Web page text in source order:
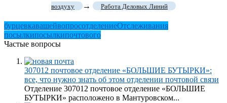
воздуху → Работа Деловых Линий
бурцевкавашейвопросотделениеОтслеживания
посылкипосылкипочтового
Частые вопросы
307012 почтовое отделение «БОЛЬШИЕ БУТЫРКИ»:
все, что нужно знать об этом отделении почтовой связи
Отделение 307012 почтовое отделение «БОЛЬШИЕ
БУТЫРКИ» расположено в Мантуровском...